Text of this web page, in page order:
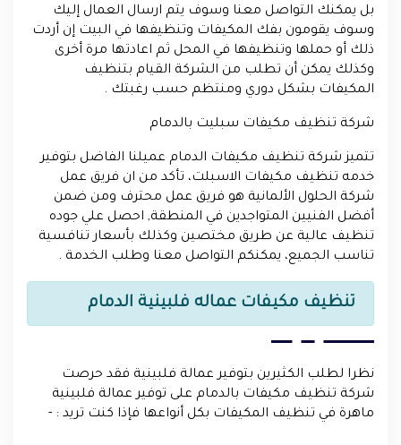
بل يمكنك التواصل معنا وسوف يتم ارسال العمال إليك
وسوف يقومون بفك المكيفات وتنظيفها في البيت إن أردت
ذلك أو حملها وتنظيفها في المحل ثم اعادتها مرة أخرى
وكذلك يمكن أن تطلب من الشركة القيام بتنظيف
المكيفات بشكل دوري ومنتظم حسب رغبتك .
شركة تنظيف مكيفات سبليت بالدمام
تتميز شركة تنظيف مكيفات الدمام عميلنا الفاضل بتوفير
خدمه تنظيف مكيفات الاسبلت، تأكد من ان فريق عمل
شركة الحلول الألمانية هو فريق عمل محترف ومن ضمن
أفضل الفنيين المتواجدين في المنطقة, احصل علي جوده
تنظيف عالية عن طريق مختصين وكذلك بأسعار تنافسية
تناسب الجميع، يمكنكم التواصل معنا وطلب الخدمة .
تنظيف مكيفات عماله فلبينية الدمام
نظرا لطلب الكثيرين بتوفير عمالة فلبينية فقد حرصت
شركة تنظيف مكيفات بالدمام على توفير عمالة فلبينية
ماهرة في تنظيف المكيفات بكل أنواعها فإذا كنت تريد : -